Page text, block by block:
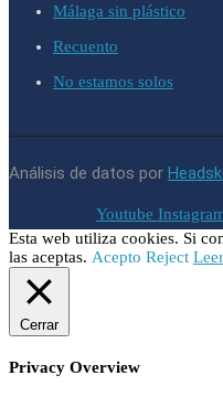
Málaga sin plástico
Recuento
No estamos solos
Análisis de datos por
Youtube
Esta web utiliza cookies. Si
las aceptas. Acepto Reject
Cerrar
Privacy Overview